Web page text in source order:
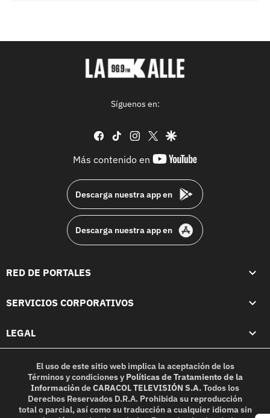
Síguenos en:
facebook
tiktok instagram
twittergoogle
Más contenido en
youtube-
Descarga nuestra app en
Descarga nuestra app en
RED DE PORTALES
SERVICIOS CORPORATIVOS
LEGAL
El uso de este sitio web implica la aceptación de los
Términos y condicionesy Políticas de Tratamiento de la
InformacióndeCARACOL TELEVISIÓN S.A.Todos los
Derechos Reservados D.R.A. Prohibida su reproducción
total o parcial, así como su traducción a cualquier idioma sin